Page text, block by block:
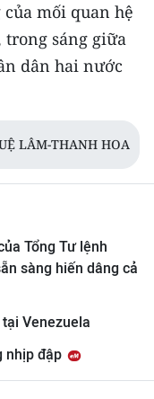
mối quan hệ
sáng giữa
dân hai nước
LÂM-THANH HOA
Tổng Tư lệnh
sàng hiến dâng cả
Venezuela
nhịp đập